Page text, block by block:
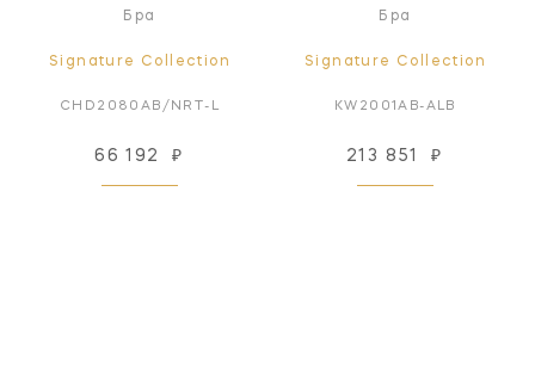
Бра
Signature Collection
CHD2080AB/NRT-L
66 192 ₽
Бра
Signature Collection
KW2001AB-ALB
213 851 ₽